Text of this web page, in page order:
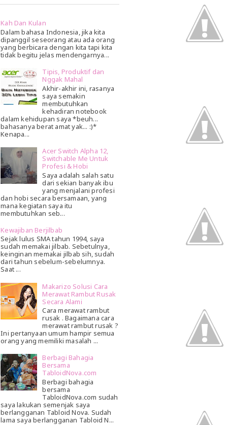
Kah Dan Kulan
Dalam bahasa Indonesia, jika kita
dipanggil seseorang atau ada orang
yang berbicara dengan kita tapi kita
tidak begitu jelas mendengarnya...
Tipis, Produktif dan
Nggak Mahal
Akhir-akhir ini, rasanya
saya semakin
membutuhkan
kehadiran notebook
dalam kehidupan saya *beuh...
bahasanya berat amat yak... :)*
Kenapa...
Acer Switch Alpha 12,
Switchable Me Untuk
Profesi & Hobi
Saya adalah salah satu
dari sekian banyak ibu
yang menjalani profesi
dan hobi secara bersamaan, yang
mana kegiatan saya itu
membutuhkan seb...
Kewajiban Berjilbab
Sejak lulus SMA tahun 1994, saya
sudah memakai jilbab. Sebetulnya,
keinginan memakai jilbab sih, sudah
dari tahun sebelum-sebelumnya.
Saat ...
Makarizo Solusi Cara
Merawat Rambut Rusak
Secara Alami
Cara merawat rambut
rusak . Bagaimana cara
merawat rambut rusak ?
Ini pertanyaan umum hampir semua
orang yang memiliki masalah ...
Berbagi Bahagia
Bersama
TabloidNova.com
Berbagi bahagia
bersama
TabloidNova.com sudah
saya lakukan semenjak saya
berlangganan Tabloid Nova. Sudah
lama saya berlangganan Tabloid N...